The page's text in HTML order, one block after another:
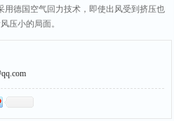
用德国空气回力技术，即使出风受到挤压也
压小的局面。